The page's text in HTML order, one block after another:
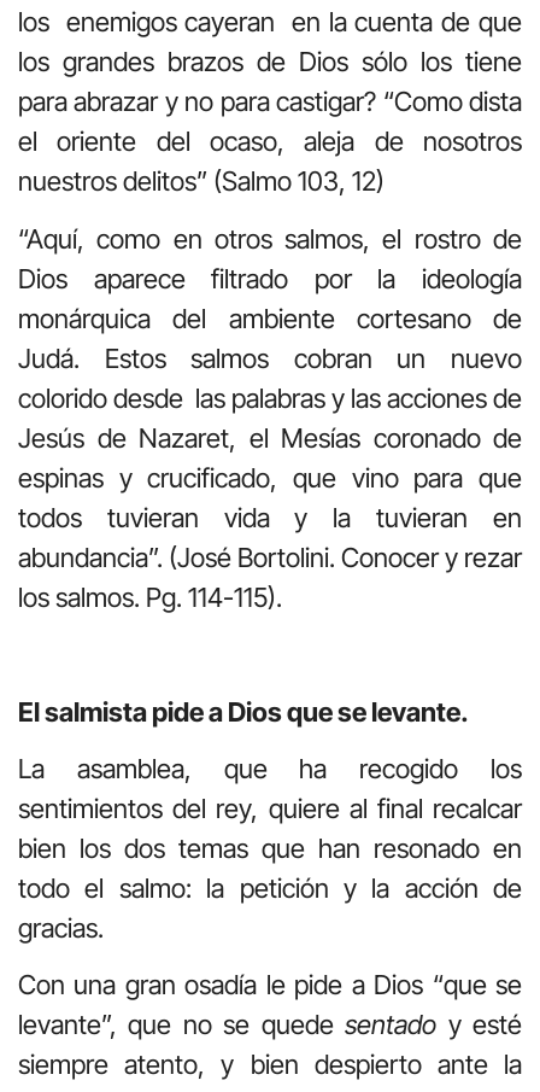
los enemigos cayeran en la cuenta de que
los grandes brazos de Dios sólo los tiene
para abrazar y no para castigar? “Como dista
el oriente del ocaso, aleja de nosotros
nuestros delitos” (Salmo 103, 12)
“Aquí, como en otros salmos, el rostro de
Dios aparece filtrado por la ideología
monárquica del ambiente cortesano de
Judá. Estos salmos cobran un nuevo
colorido desde las palabras y las acciones de
Jesús de Nazaret, el Mesías coronado de
espinas y crucificado, que vino para que
todos tuvieran vida y la tuvieran en
abundancia”. (José Bortolini. Conocer y rezar
los salmos. Pg. 114-115).
El salmista pide a Dios que se levante.
La asamblea, que ha recogido los
sentimientos del rey, quiere al final recalcar
bien los dos temas que han resonado en
todo el salmo: la petición y la acción de
gracias.
Con una gran osadía le pide a Dios “que se
levante”, que no se quedesentado y esté
siempre atento, y bien despierto ante la